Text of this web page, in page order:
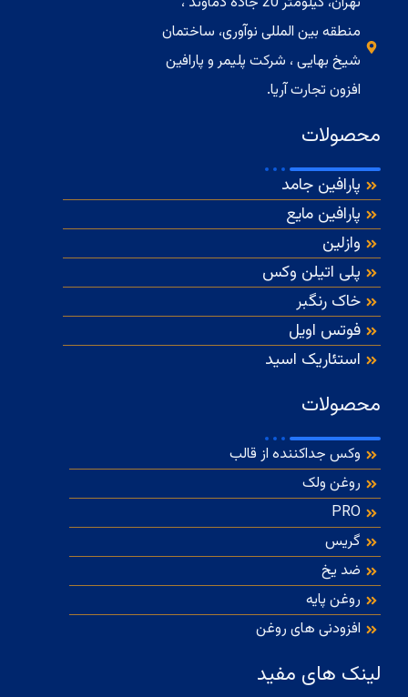
منطقه بین المللی نوآوری، ساختمان
شیخ بهایی ، شرکت پلیمر و پارافین
افزون تجارت آریا.
محصولات
پارافین جامد
پارافین مایع
وازلین
پلی اتیلن وکس
خاک رنگبر
فوتس اویل
استئاریک اسید
محصولات
وکس جداکننده از قالب
روغن ولک
PRO
گریس
ضد یخ
روغن پایه
افزودنی های روغن
لینک های مفید